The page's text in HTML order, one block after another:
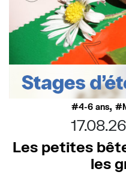
4-6 ans,
17.08.26
Les petites
les